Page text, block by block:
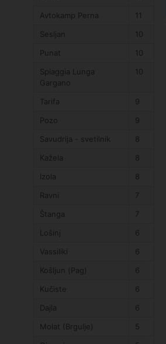
Avtokamp Perna
11
Sesljan
10
Punat
10
Spiaggia Lunga
Gargano
10
Tarifa
9
Pozo
9
Savudrija - svetilnik
8
Kažela
8
Izola
8
Ravni
7
Štanga
7
Lošinj
6
Vassiliki
6
Košljun (Pag)
6
Kučiste
6
Dajla
6
Molat (Brgulje)
5